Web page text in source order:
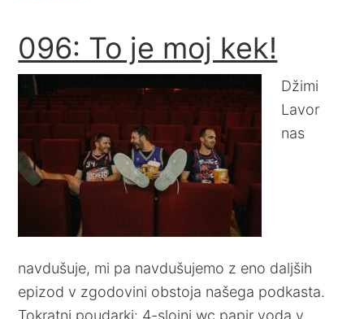
096: To je moj kek!
Džimi
Lavor
nas
navdušuje, mi pa navdušujemo z eno daljših
epizod v zgodovini obstoja našega podkasta.
Tokratni poudarki: 4-slojni wc papir voda v